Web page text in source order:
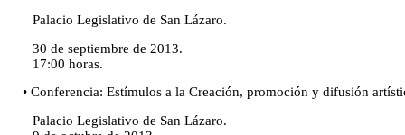
Palacio Legislativo de San Lázaro.
30 de septiembre de 2013.
17:00 horas.
• Conferencia: Estímulos a la Creación, promoción y difusión
Palacio Legislativo de San Lázaro.